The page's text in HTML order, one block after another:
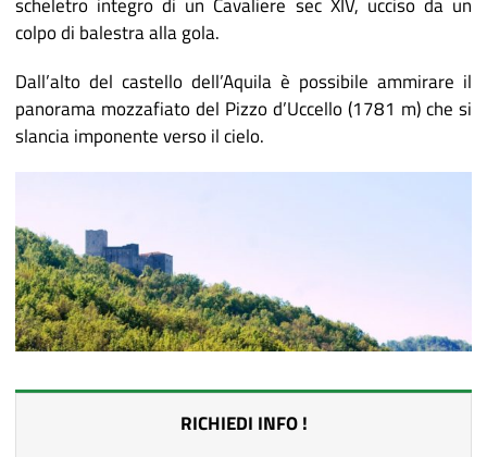
colpo di balestra alla gola.
Dall’alto del castello dell’Aquila è possibile ammirare il
panorama mozzafiato del Pizzo d’Uccello (1781 m) che si
slancia imponente verso il cielo.
RICHIEDI INFO !